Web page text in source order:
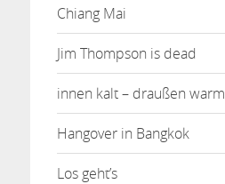
Chiang Mai
Jim Thompson is dead
innen kalt – draußen warm
Hangover in Bangkok
Los geht’s